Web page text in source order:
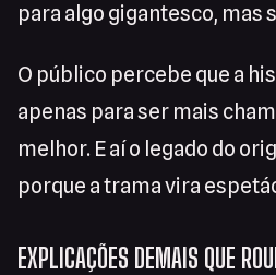
para algo gigantesco, mas
O público percebe que a
apenas para ser mais
melhor. E aí o legado do
porque a trama vira
EXPLICAÇÕES DEMAIS QUE